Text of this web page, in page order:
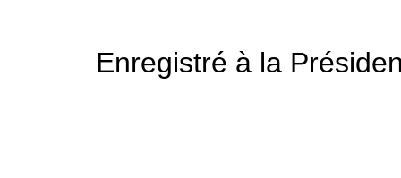
Enregistré à la